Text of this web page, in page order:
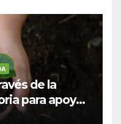
de la
para apoyar
alimentaria